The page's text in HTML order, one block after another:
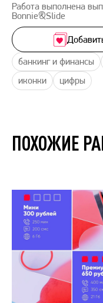
Работа выполнена
Bonnie&Slide
банкинг и финансы
иконки
цифры
ПОХОЖИЕ